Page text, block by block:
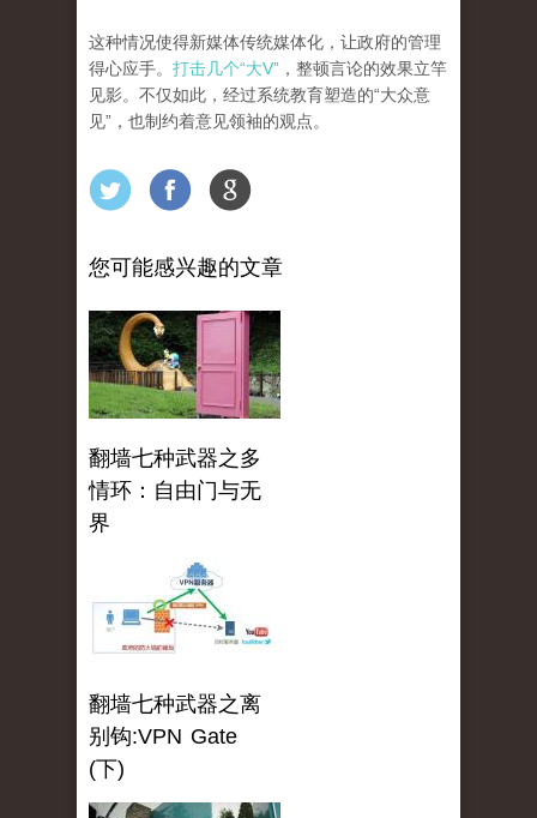
这种情况使得新媒体传统媒体化，让政府的管理
得心应手。 打击几个“大V” ，整顿言论的效果立竿
见影。不仅如此，经过系统教育塑造的“大众意
见”，也制约着意见领袖的观点。
您可能感兴趣的文章
翻墙七种武器之多
情环：自由门与无
界
翻墙七种武器之离
别钩:VPN Gate
(下)